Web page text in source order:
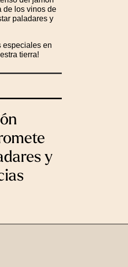
de los vinos de
paladares y
especiales en
tierra!
y